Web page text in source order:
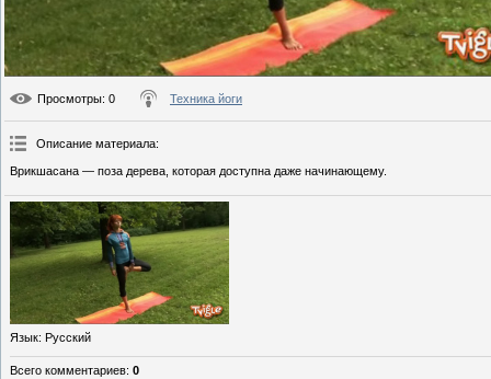
Просмотры: 0 Техника йоги
Описание материала:
Врикшасана — поза дерева, которая доступна даже начинающему.
Язык: Русский
Всего комментариев: 0